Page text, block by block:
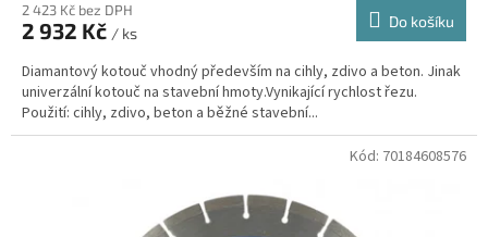
2 423 Kč bez DPH
2 932 Kč / ks
Do košíku
Diamantový kotouč vhodný především na cihly, zdivo a beton. Jinak
univerzální kotouč na stavební hmoty.Vynikající rychlost řezu.
Použití: cihly, zdivo, beton a běžné stavební...
Kód: 70184608576